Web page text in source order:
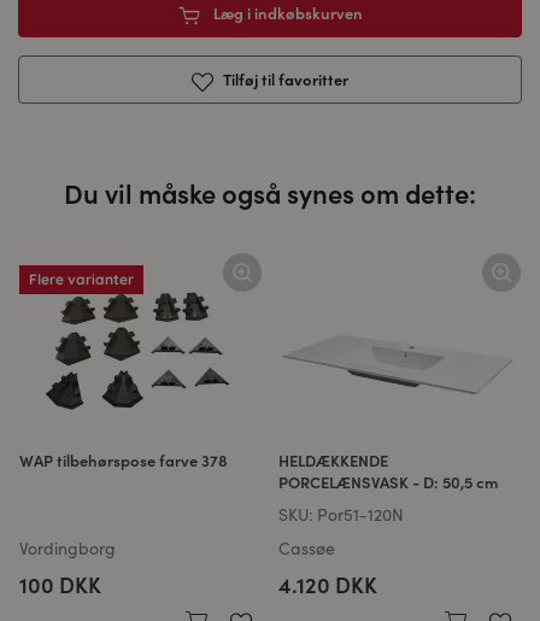
Læg i indkøbskurven
Tilføj til favoritter
Du vil måske også synes om dette:
Flere varianter
WAP tilbehørspose farve 378
Vordingborg
100 DKK
HELDÆKKENDE
PORCELÆNSVASK - D: 50,5 cm
SKU: Por51-120N
Cassøe
4.120 DKK